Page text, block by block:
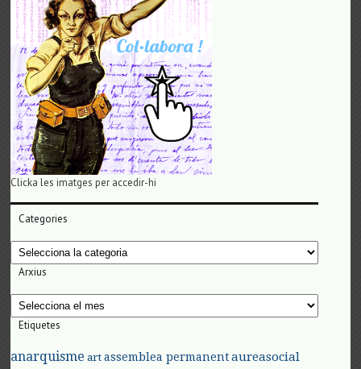
Clicka les imatges per accedir-hi
Categories
Categories
Arxius
Arxius
Etiquetes
anarquisme art assemblea permanent aureasocial